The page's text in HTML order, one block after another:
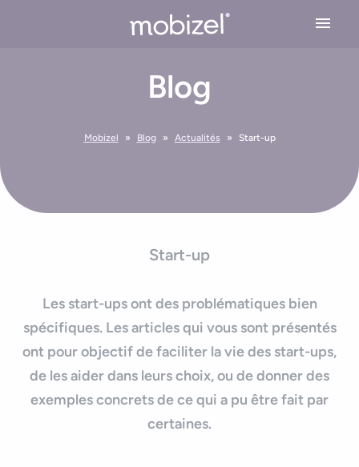
Recette & Publication
Solutions
Application Web Mobile
Application Mobile avec IoT
Le spécialiste de l’application sur mesure
Technologies Application Mobile
Application mobile e-commerce
Ressources
Blog
Outils et ressources
Cahier des charges d’app mobile
Blog
Mobizel » Blog » Actualités » Start-up
Start-up
Les start-ups ont des problématiques bien
spécifiques. Les articles qui vous sont présentés
ont pour objectif de faciliter la vie des start-ups,
de les aider dans leurs choix, ou de donner des
exemples concrets de ce qui a pu être fait par
certaines.